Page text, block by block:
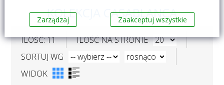
KOLEKCJA CASABLANCA
ILOŚĆ: 11
ILOŚĆ NA STRONIE
SORTUJ WG
WIDOK
Zarządzaj Zaakceptuj wszystkie